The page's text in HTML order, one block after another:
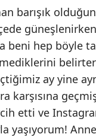
barışık
beni hep böyle
ay yine
karşısına
etti ve
yaşıyorum!